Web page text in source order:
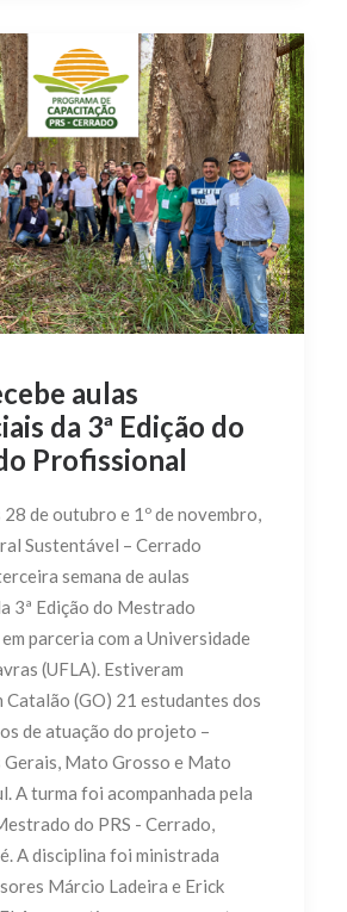
aulas
da 3ª Edição do
Profissional
de outubro e 1º de novembro,
Sustentável – Cerrado
semana de aulas
3ª Edição do Mestrado
parceria com a Universidade
(UFLA). Estiveram
Catalão (GO) 21 estudantes dos
de atuação do projeto –
Gerais, Mato Grosso e Mato
A turma foi acompanhada pela
do PRS - Cerrado,
A disciplina foi ministrada
Márcio Ladeira e Erick